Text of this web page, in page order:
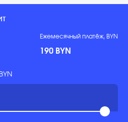
Ежемесячный платёж, BYN
190 BYN